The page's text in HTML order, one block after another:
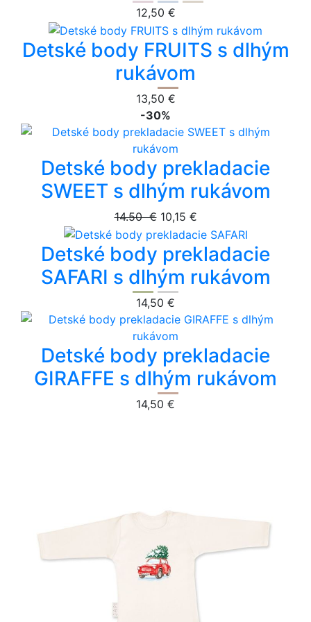
12,50 €
Detské body FRUITS s dlhým
rukávom
13,50 €
-30%
Detské body prekladacie
SWEET s dlhým rukávom
14.50 € 10,15 €
Detské body prekladacie
SAFARI s dlhým rukávom
14,50 €
Detské body prekladacie
GIRAFFE s dlhým rukávom
14,50 €